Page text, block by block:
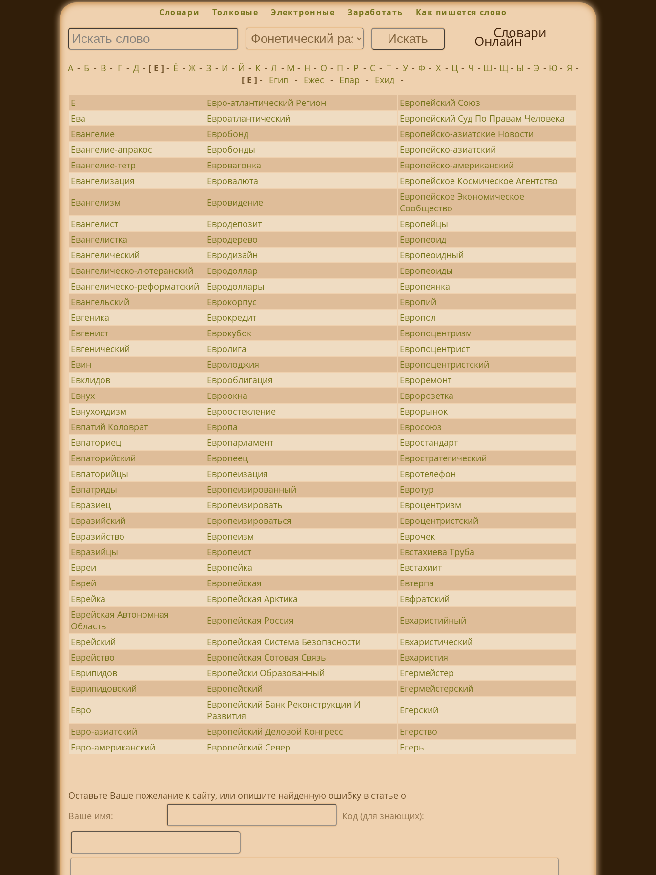
Словари Толковые Электронные Заработать Как пишется слово
Словари
Онлайн
А - Б - В - Г - Д - [ Е ] - Ё - Ж - З - И - Й - К - Л - М - Н - О - П - Р - С - Т - У - Ф - Х - Ц - Ч - Ш - Щ - Ы - Э - Ю- Я -
[ Е ] - Егип - Ежес - Епар - Ехид -
Е
Евро-атлантический Регион
Европейский Союз
Ева
Евроатлантический
Европейский Суд По Правам Человека
Евангелие
Евробонд
Европейско-азиатские Новости
Евангелие-апракос
Евробонды
Европейско-азиатский
Евангелие-тетр
Евровагонка
Европейско-американский
Евангелизация
Евровалюта
Европейское Космическое Агентство
Евангелизм
Евровидение
Европейское Экономическое
Сообщество
Евангелист
Евродепозит
Европейцы
Евангелистка
Евродерево
Европеоид
Евангелический
Евродизайн
Европеоидный
Евангелическо-лютеранский
Евродоллар
Европеоиды
Евангелическо-реформатский
Евродоллары
Европеянка
Евангельский
Еврокорпус
Европий
Евгеника
Еврокредит
Европол
Евгенист
Еврокубок
Европоцентризм
Евгенический
Евролига
Европоцентрист
Евин
Евролоджия
Европоцентристский
Евклидов
Еврооблигация
Евроремонт
Евнух
Евроокна
Евророзетка
Евнухоидизм
Евроостекление
Еврорынок
Евпатий Коловрат
Европа
Евросоюз
Евпаториец
Европарламент
Евростандарт
Евпаторийский
Европеец
Евростратегический
Евпаторийцы
Европеизация
Евротелефон
Евпатриды
Европеизированный
Евротур
Евразиец
Европеизировать
Евроцентризм
Евразийский
Европеизироваться
Евроцентристский
Евразийство
Европеизм
Еврочек
Евразийцы
Европеист
Евстахиева Труба
Евреи
Европейка
Евстахиит
Еврей
Европейская
Евтерпа
Еврейка
Европейская Арктика
Евфратский
Еврейская Автономная
Область
Европейская Россия
Евхаристийный
Еврейский
Европейская Система Безопасности
Евхаристический
Еврейство
Европейская Сотовая Связь
Евхаристия
Еврипидов
Европейски Образованный
Егермейстер
Еврипидовский
Европейский
Егермейстерский
Евро
Европейский Банк Реконструкции И
Развития
Егерский
Евро-азиатский
Европейский Деловой Конгресс
Егерство
Евро-американский
Европейский Север Егерь
Оставьте Ваше пожелание к сайту, или опишите найденную ошибку в статье о
Ваше имя:
Код (для знающих):